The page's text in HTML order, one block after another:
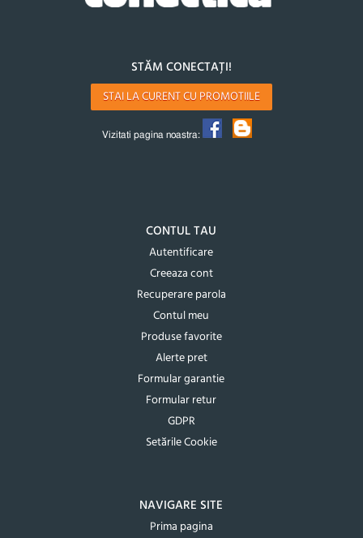
STĂM CONECTAȚI!
STAI LA CURENT CU PROMOTIILE
Vizitati pagina noastra:
CONTUL TAU
Autentificare
Creeaza cont
Recuperare parola
Contul meu
Produse favorite
Alerte pret
Formular garantie
Formular retur
GDPR
Setările Cookie
NAVIGARE SITE
Prima pagina